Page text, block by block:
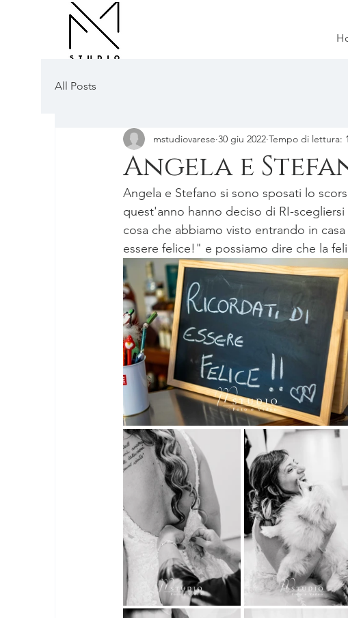
All Posts
Angela e
mstudiovarese 30 giu 2022 Tempo di lettura:
Angela e Stefano si sono sposati lo
quest'anno hanno deciso di RI-
cosa che abbiamo visto entrando in
essere felice!" e possiamo dire che la